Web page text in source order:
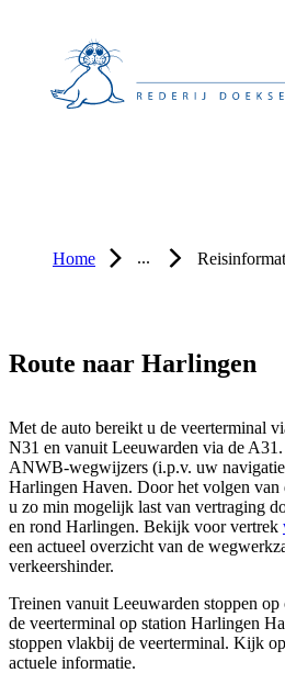
Overslaan
naar
hoofdnavigatie
Overslaan
naar
hoofdinhoud
Overslaan
naar
voettekstinhoud
Home ...
Route naar Harlingen
Met de auto bereikt u de veerterminal
N31 en vanuit Leeuwarden via de A31.
ANWB-wegwijzers (i.p.v. uw
Harlingen Haven. Door het volgen
u zo min mogelijk last van vertraging
en rond Harlingen. Bekijk voor vertrek
een actueel overzicht van de
verkeershinder.
Treinen vanuit Leeuwarden stoppen
de veerterminal op station Harlingen
stoppen vlakbij de veerterminal. Kijk op
actuele informatie.